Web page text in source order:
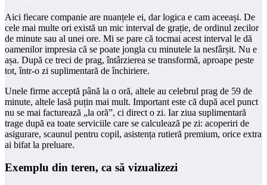
Aici fiecare companie are nuanțele ei, dar logica e cam aceeași. De
cele mai multe ori există un mic interval de grație, de ordinul zecilor
de minute sau al unei ore. Mi se pare că tocmai acest interval le dă
oamenilor impresia că se poate jongla cu minutele la nesfârșit. Nu e
așa. După ce treci de prag, întârzierea se transformă, aproape peste
tot, într-o zi suplimentară de închiriere.
Unele firme acceptă până la o oră, altele au celebrul prag de 59 de
minute, altele lasă puțin mai mult. Important este că după acel punct
nu se mai facturează „la oră”, ci direct o zi. Iar ziua suplimentară
trage după ea toate serviciile care se calculează pe zi: acoperiri de
asigurare, scaunul pentru copil, asistența rutieră premium, orice extra
ai bifat la preluare.
Exemplu din teren, ca să vizualizezi